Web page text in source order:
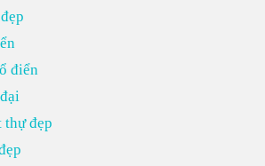
điển
thự đẹp